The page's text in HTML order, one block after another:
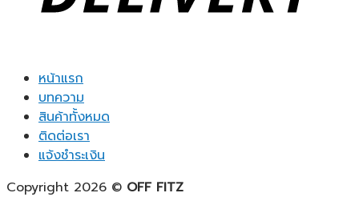
หน้าแรก
บทความ
สินค้าทั้งหมด
ติดต่อเรา
แจ้งชำระเงิน
Copyright 2026 © OFF FITZ